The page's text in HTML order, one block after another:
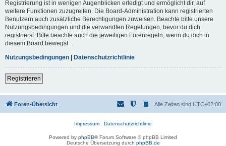
Registrierung ist in wenigen Augenblicken erledigt und ermöglicht dir, auf
weitere Funktionen zuzugreifen. Die Board-Administration kann registrierten
Benutzern auch zusätzliche Berechtigungen zuweisen. Beachte bitte unsere
Nutzungsbedingungen und die verwandten Regelungen, bevor du dich
registrierst. Bitte beachte auch die jeweiligen Forenregeln, wenn du dich in
diesem Board bewegst.
Nutzungsbedingungen | Datenschutzrichtlinie
Registrieren
Foren-Übersicht Alle Zeiten sind UTC+02:00
Impressum Datenschutzrichtlinie
Powered by phpBB® Forum Software © phpBB Limited
Deutsche Übersetzung durch phpBB.de